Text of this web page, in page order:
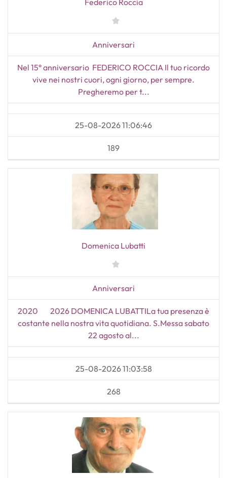
Federico Roccia
Anniversari
Nel 15° anniversario FEDERICO ROCCIA Il tuo ricordo
vive nei nostri cuori, ogni giorno, per sempre.
Pregheremo per t...
25-08-2026 11:06:46
189
Domenica Lubatti
Anniversari
2020 2026 DOMENICA LUBATTILa tua presenza è
costante nella nostra vita quotidiana. S.Messa sabato
22 agosto al...
25-08-2026 11:03:58
268